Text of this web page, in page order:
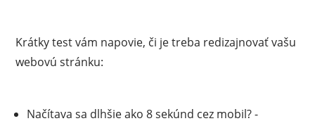
Krátky test vám napovie, či je treba redizajnovať vašu
webovú stránku:
Načítava sa dlhšie ako 8 sekúnd cez mobil? -